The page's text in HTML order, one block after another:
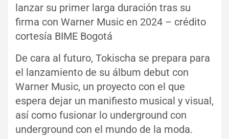
lanzar su primer larga duración tras su
firma con Warner Music en 2024 – crédito
cortesía BIME Bogotá
De cara al futuro, Tokischa se prepara para
el lanzamiento de su álbum debut con
Warner Music, un proyecto con el que
espera dejar un manifiesto musical y visual,
así como fusionar lo underground con
underground con el mundo de la moda.